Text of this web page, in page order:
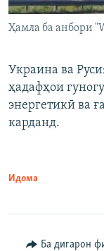
Ҳамла ба анбори
Украина ва
ҳадафҳои
энергетикӣ ва
карданд.
Идома
Ба дигарон